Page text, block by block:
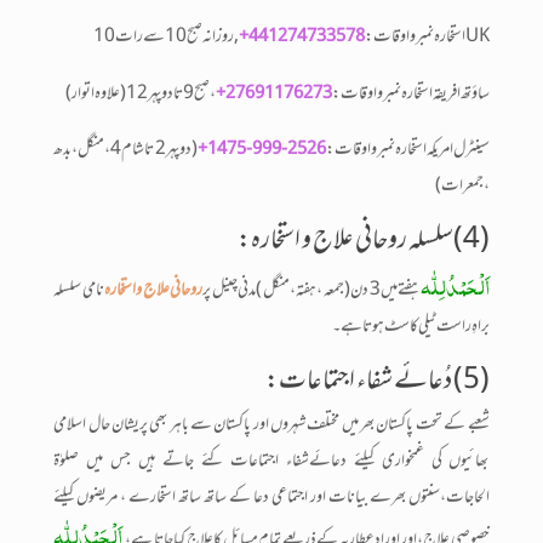
UKاستخارہ نمبر واوقات :
441274733578+ , روزانہصبح
ساؤتھ افریقہ استخارہ نمبر و اوقات :27691176273+ ،صبح
سینٹرل امریکہ استخارہ نمبر و اوقات :2526-999-475 1+
(دوپہر 2 تا شام 4 ، منگل ، بدھ
، جمعرات)
(4)سلسلہ روحانی علاج و استخارہ:
اَلْحَمْدُلِلّٰہہفتے میں 3 دن ( جمعہ ، ہفتہ ، منگل ) مدنی چینل پر روحانی علاج و استخارہنامی سلسلہ
براہِ راست ٹیلی کاسٹ ہوتا ہے۔
(5) دُعائے شفاء اجتماعات:
شعبے کے تحت پاکستان بھر میں مختلف شہروں اور پاکستان سے باہر بھی پریشان حال اسلامی
بھائیوں کی غمخواری کیلئے دعائےشفاء اجتماعات کئے جاتے ہیں جس میں صلوٰۃ
الحاجات،سنتوں بھرے بیانات اور اجتماعی دعا کے ساتھ ساتھ استخارے ، مریضوں کیلئے